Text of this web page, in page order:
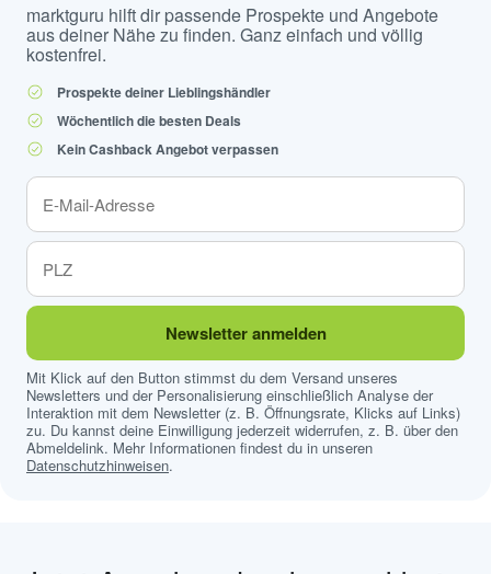
marktguru hilft dir passende Prospekte und Angebote
aus deiner Nähe zu finden. Ganz einfach und völlig
kostenfrei.
Prospekte deiner Lieblingshändler
Wöchentlich die besten Deals
Kein Cashback Angebot verpassen
Newsletter anmelden
Mit Klick auf den Button stimmst du dem Versand unseres
Newsletters und der Personalisierung einschließlich Analyse der
Interaktion mit dem Newsletter (z. B. Öffnungsrate, Klicks auf Links)
zu. Du kannst deine Einwilligung jederzeit widerrufen, z. B. über den
Abmeldelink. Mehr Informationen findest du in unseren
Datenschutzhinweisen.